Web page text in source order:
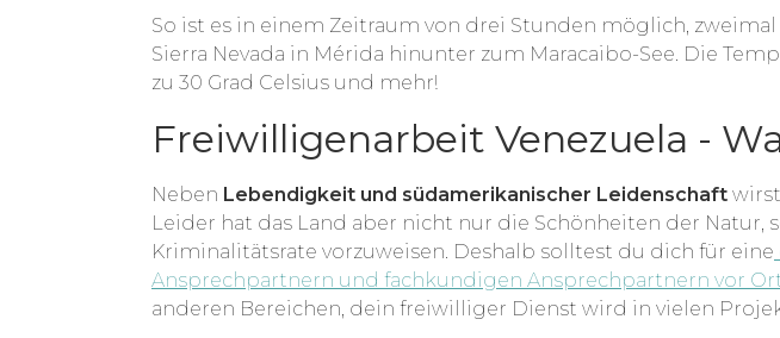
So ist es in einem Zeitraum von drei Stunden möglich,
Sierra Nevada in Mérida hinunter zum Maracaibo-See. Die
zu 30 Grad Celsius und mehr!
Freiwilligenarbeit Venezuela -
Neben Lebendigkeit und südamerikanischer Leidenschaft
Leider hat das Land aber nicht nur die Schönheiten der
Kriminalitätsrate vorzuweisen. Deshalb solltest du dich für eine
Ansprechpartnern und fachkundigen Ansprechpartnern vor
anderen Bereichen, dein freiwilliger Dienst wird in vielen